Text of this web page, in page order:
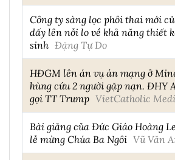
Công ty sàng lọc phôi thai mới
dấy lên nỗi lo về khả năng thiết
sinh Đặng Tự Do
HĐGM lên án vụ án mạng ở
hùng cứu 2 người gặp nạn. ĐHY
gọi TT Trump VietCatholic
Bài giảng của Đức Giáo Hoàng
lễ mừng Chúa Ba Ngôi Vũ Văn